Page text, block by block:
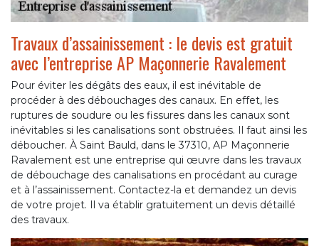
Travaux d’assainissement : le devis est gratuit
avec l’entreprise AP Maçonnerie Ravalement
Pour éviter les dégâts des eaux, il est inévitable de
procéder à des débouchages des canaux. En effet, les
ruptures de soudure ou les fissures dans les canaux sont
inévitables si les canalisations sont obstruées. Il faut ainsi les
déboucher. À Saint Bauld, dans le 37310, AP Maçonnerie
Ravalement est une entreprise qui œuvre dans les travaux
de débouchage des canalisations en procédant au curage
et à l’assainissement. Contactez-la et demandez un devis
de votre projet. Il va établir gratuitement un devis détaillé
des travaux.